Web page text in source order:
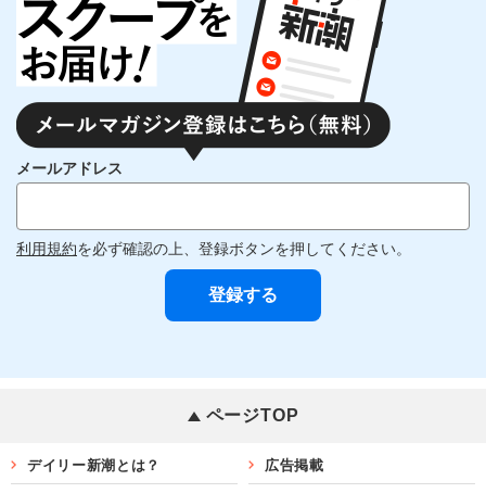
メールアドレス
利用規約を必ず確認の上、登録ボタンを押してください。
ページTOP
デイリー新潮とは？ 広告掲載